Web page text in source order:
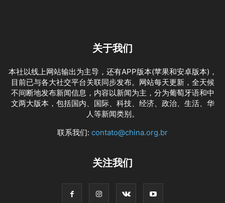
关于我们
本社以线上网站输出为主导，还有APP版本(苹果和安卓版本)，
目前已与各大社交平台关联同步发布。网站每天更新，全天候
不间断地发布新闻信息，内容以新闻为主，分为葡萄牙语和中
文两大版本，包括国内、国际、科技、经济、政治、生活、华
人等新闻类别。
联系我们: contato@china.org.br
关注我们